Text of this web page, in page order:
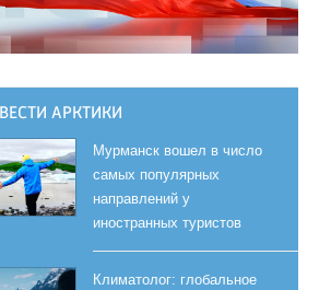
ВЕСТИ АРКТИКИ
Мурманск вошел в число
самых популярных
направлений у
иностранных туристов
Климатолог: глобальное